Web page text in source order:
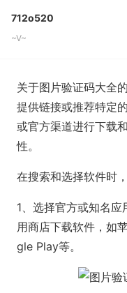
712o520
~V~
关于图片验证码大全
提供链接或推荐特定
或官方渠道进行下载
性。
在搜索和选择软件时
1、选择官方或知名
用商店下载软件，如
gle Play等。